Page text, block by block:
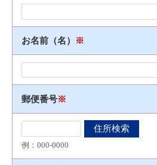
お名前（名） ※
郵便番号※
例：000​-​0000